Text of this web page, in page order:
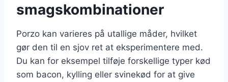
smagskombinationer
Porzo kan varieres på utallige måder, hvilket
gør den til en sjov ret at eksperimentere med.
Du kan for eksempel tilføje forskellige typer kød
som bacon, kylling eller svinekød for at give